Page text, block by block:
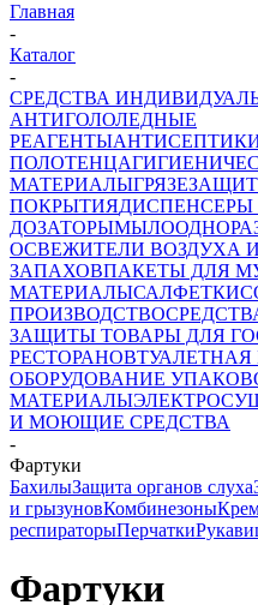
Главная
-
Каталог
-
СРЕДСТВА
АНТИГОЛОЛЕДНЫЕ
РЕАГЕНТЫ
ПОЛОТЕНЦА
МАТЕРИАЛЫ
ПОКРЫТИЯДИСПЕНСЕРЫ
ДОЗАТОРЫМЫЛО
ОСВЕЖИТЕЛИ ВОЗДУХА
ЗАПАХОВПАКЕТЫ ДЛЯ
МАТЕРИАЛЫСАЛФЕТКИ
ПРОИЗВОДСТВО
ЗАЩИТЫ ТОВАРЫ ДЛЯ
РЕСТОРАНОВТУАЛЕТНАЯ
ОБОРУДОВАНИЕ
МАТЕРИАЛЫ
И МОЮЩИЕ СРЕДСТВА
-
Фартуки
БахилыЗащита органов слуха
и грызуновКомбинезоны
респираторыПерчатки
Фартуки